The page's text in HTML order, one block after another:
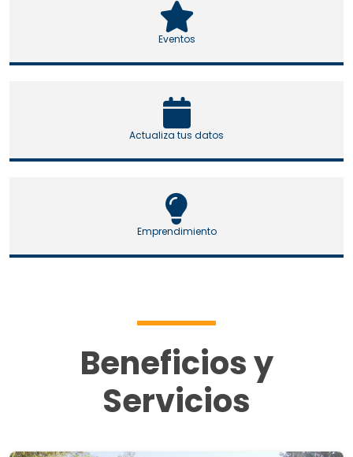
Eventos
Actualiza tus datos
Emprendimiento
Beneficios y
Servicios